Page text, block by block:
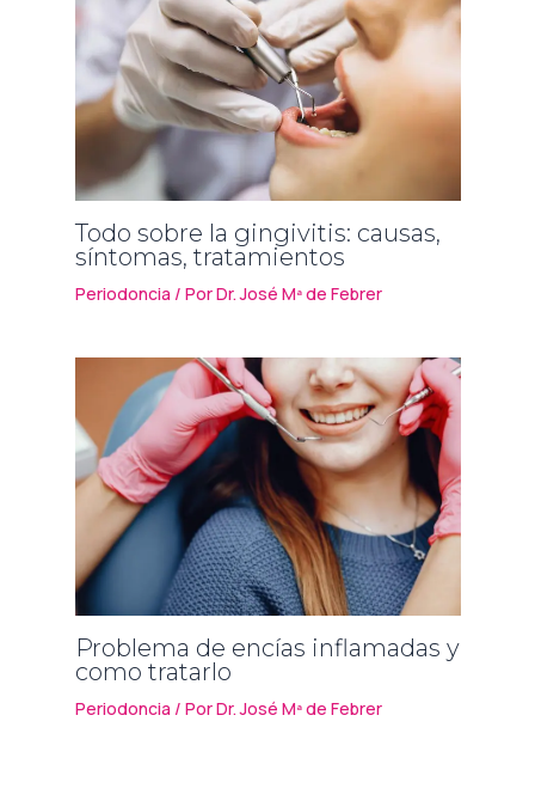
Todo sobre la gingivitis: causas,
síntomas, tratamientos
Periodoncia / PorDr. José Mª de Febrer
Problema de encías inflamadas y
como tratarlo
Periodoncia / PorDr. José Mª de Febrer